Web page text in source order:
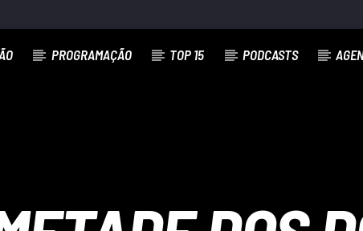
PROGRAMAÇÃO TOP 15 PODCASTS